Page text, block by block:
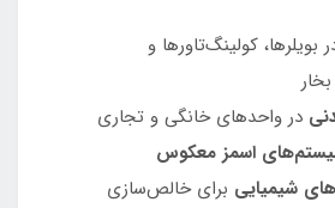
بویلرها، کولینگ‌تاورها و
در واحدهای خانگی و تجاری
اسمز معکوس
شیمیایی برای خالص‌سازی